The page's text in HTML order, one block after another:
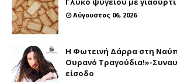
Αύγουστος 06, 2026
Η Φωτεινή Δάρρα στη
Ουρανό Τραγούδια!»-
είσοδο